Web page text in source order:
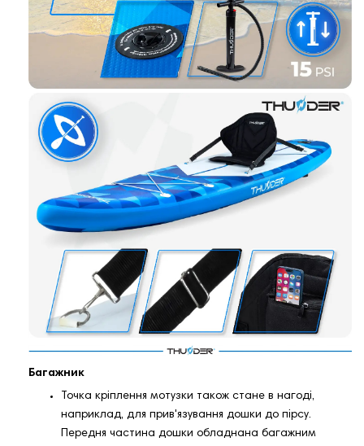
Багажник
Точка кріплення мотузки також стане в нагоді,
наприклад, для прив'язування дошки до пірсу.
Передня частина дошки обладнана багажним